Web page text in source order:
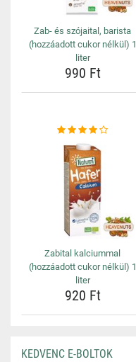
Zab- és szójaital, barista
(hozzáadott cukor nélkül) 1
liter
990 Ft
Zabital kalciummal
(hozzáadott cukor nélkül) 1
liter
920 Ft
KEDVENC E-BOLTOK